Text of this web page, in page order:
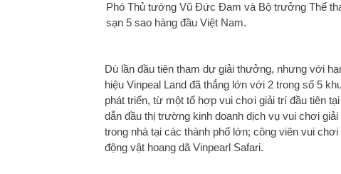
Phó Thủ tướng Vũ Đức Đam và Bộ trưởng Thể
sạn 5 sao hàng đầu Việt Nam.
Dù lần đầu tiên tham dự giải thưởng, nhưng với
hiệu Vinpeal Land đã thắng lớn với 2 trong số 5
phát triển, từ một tổ hợp vui chơi giải trí đầu tiên
dẫn đầu thị trường kinh doanh dịch vụ vui chơi
trong nhà tại các thành phố lớn; công viên vui
động vật hoang dã Vinpearl Safari.